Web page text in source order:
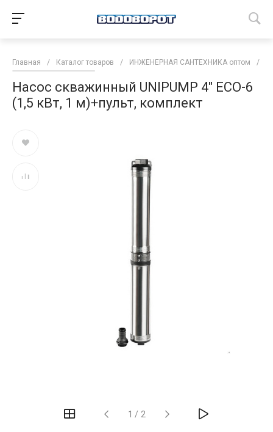
Главная / Каталог товаров / ИНЖЕНЕРНАЯ САНТЕХНИКА оптом /
Насос скважинный UNIPUMP 4" ECO-6
(1,5 кВт, 1 м)+пульт, комплект
1 / 2